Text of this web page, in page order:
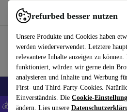
refurbed besser nutzen
Unsere Produkte und Cookies haben
werden wiederverwendet. Letztere
relevantere Inhalte anzeigen zu
funktioniert, würden wir gerne dein
analysieren und Inhalte und Werbung
First- und Third-Party-Cookies.
Einverständnis. Die Cookie-
ändern. Lies unsere
refurbed schnell und einfach nutzen
🎒 Back to school Handys Laptops
💰 Extra -5% auf Samsung- und Google-